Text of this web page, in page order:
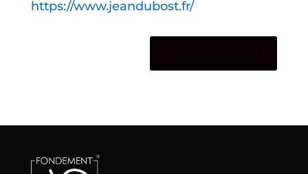
https://www.jeandubost.fr/